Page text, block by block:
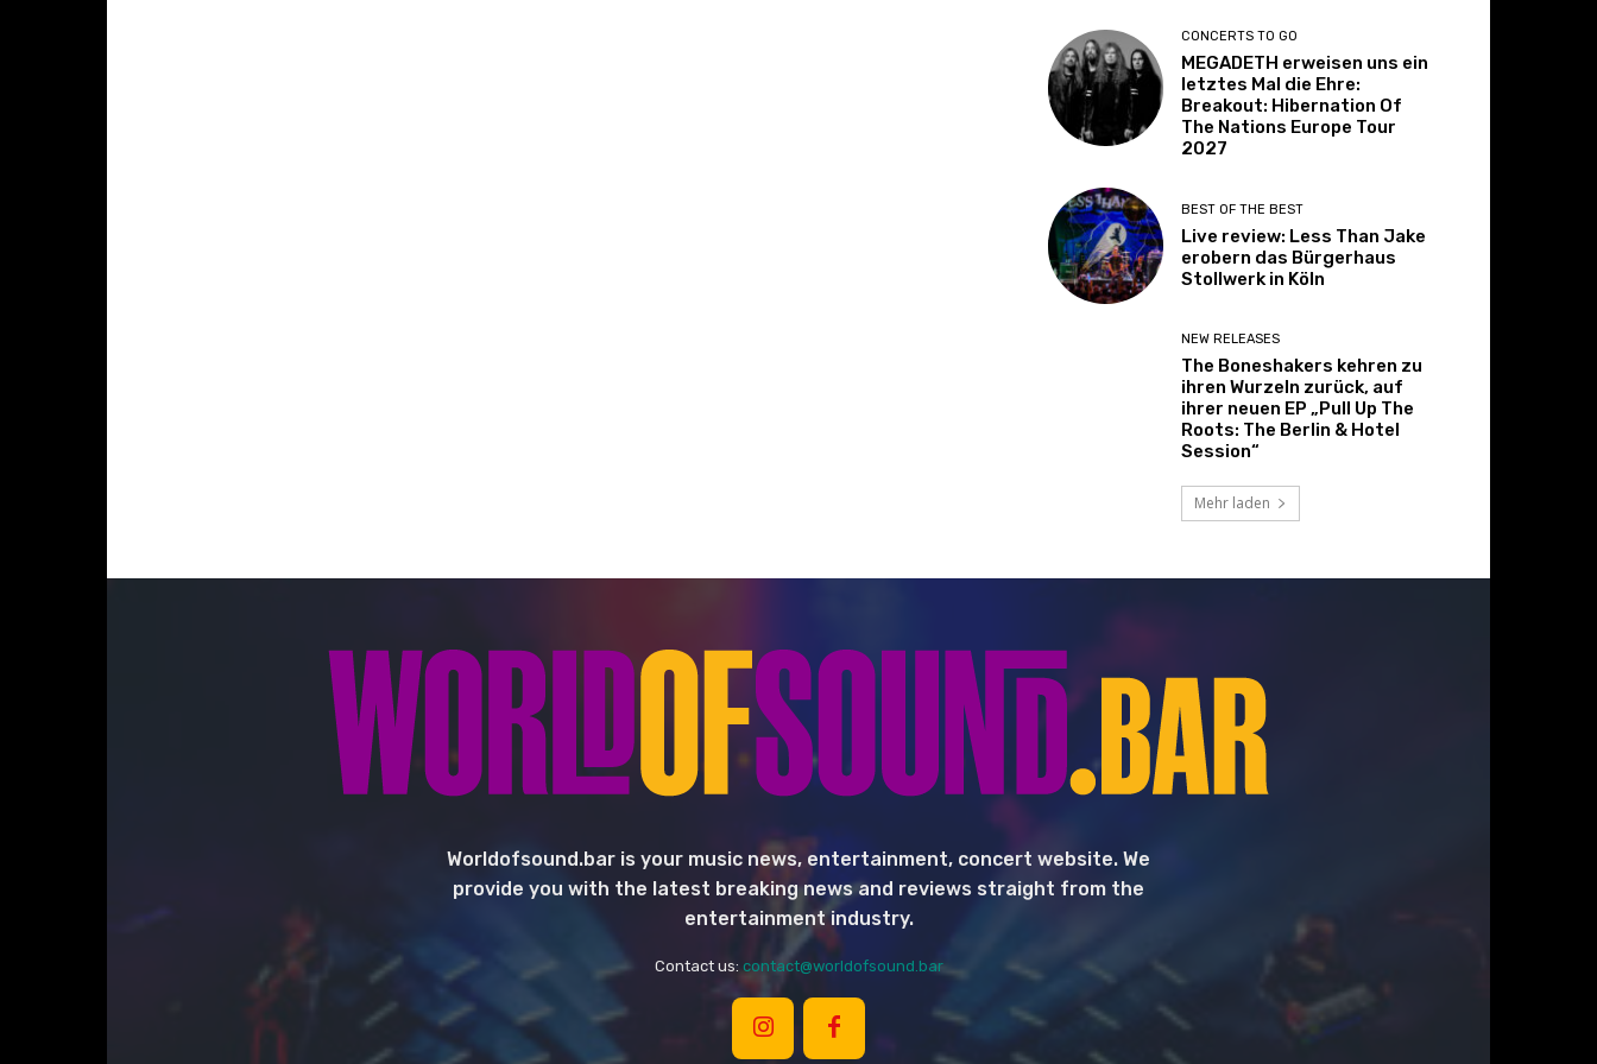
CONCERTS TO GO
MEGADETH erweisen uns ein
letztes Mal die Ehre:
Breakout: Hibernation Of
The Nations Europe Tour
2027
BEST OF THE BEST
Live review: Less Than Jake
erobern das Bürgerhaus
Stollwerk in Köln
NEW RELEASES
The Boneshakers kehren zu
ihren Wurzeln zurück, auf
ihrer neuen EP „Pull Up The
Roots: The Berlin & Hotel
Session“
Mehr laden
Worldofsound.bar is your music news, entertainment, concert website. We
provide you with the latest breaking news and reviews straight from the
entertainment industry.
Contact us: contact@worldofsound.bar